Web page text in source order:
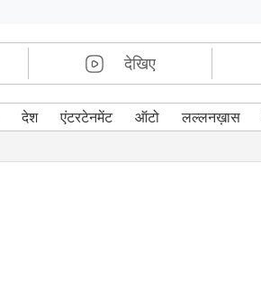
देखिए
देश एंटरटेनमेंट ऑटो लल्लनख़ास